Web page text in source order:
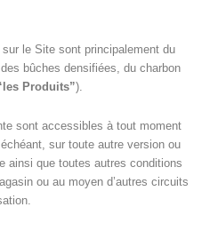
le Site sont principalement du
bûches densifiées, du charbon
Produits”).
sont accessibles à tout moment
sur toute autre version ou
ainsi que toutes autres conditions
ou au moyen d’autres circuits